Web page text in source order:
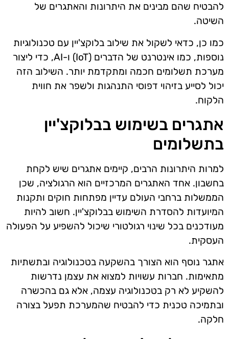
להבטיח שהם מבינים את היתרונות והאתגרים של
השיטה.
כמו כן, כדאי לשקול את שילוב בלוקצ'יין עם טכנולוגיות
נוספות, כמו אינטרנט של הדברים (IoT) ו-AI, כדי ליצור
מערכת תשלומים חכמה ומתקדמת יותר. השילוב הזה
יכול לסייע בזיהוי דפוסי התנהגות ולשפר את חווית
הלקוח.
אתגרים בשימוש בבלוקצ'יין
בתשלומים
למרות היתרונות הרבים, קיימים אתגרים שיש לקחת
בחשבון. אחד האתגרים המרכזיים הוא הרגולציה, שכן
הממשלות ברחבי העולם עדיין מפתחות חוקים ותקנות
המיועדות להסדרת השימוש בבלוקצ'יין. חשוב להיות
מעודכנים בכל שינוי רגולטורי שיכול להשפיע על הפעולה
העסקית.
אתגר נוסף הוא הצורך בהשקעה בטכנולוגיה ובתשתיות
מתאימות. חברות עשויות למצוא את עצמן נדרשות
להשקיע לא רק בטכנולוגיה עצמה, אלא גם בהכשרה
ובתמיכה טכנית כדי להבטיח שהמערכת תפעל בצורה
חלקה.